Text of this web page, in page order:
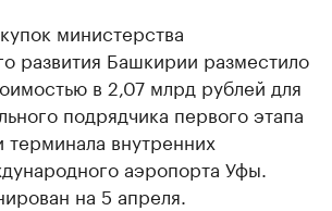
министерства
развития Башкирии разместило
в 2,07 млрд рублей для
подрядчика первого этапа
терминала внутренних
аэропорта Уфы.
на 5 апреля.